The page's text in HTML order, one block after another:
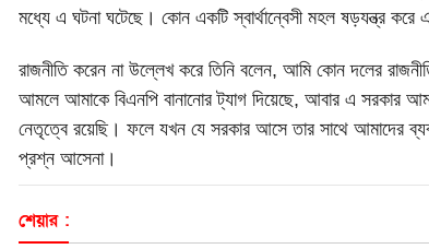
মধ্যে এ ঘটনা ঘটেছে। কোন একটি স্বার্থান্বেসী মহল ষড়যন্ত্র করে
রাজনীতি করেন না উল্লেখ করে তিনি বলেন, আমি কোন দলের
আমলে আমাকে বিএনপি বানানোর ট্যাগ দিয়েছে, আবার এ সরকার
নেতৃত্বে রয়েছি। ফলে যখন যে সরকার আসে তার সাথে আমাদের
প্রশ্ন আসেনা।
শেয়ার :